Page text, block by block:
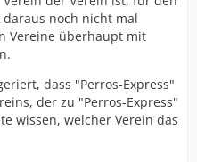
daraus noch nicht mal
Vereine überhaupt mit
dass "Perros-Express"
der zu "Perros-Express"
wissen, welcher Verein das